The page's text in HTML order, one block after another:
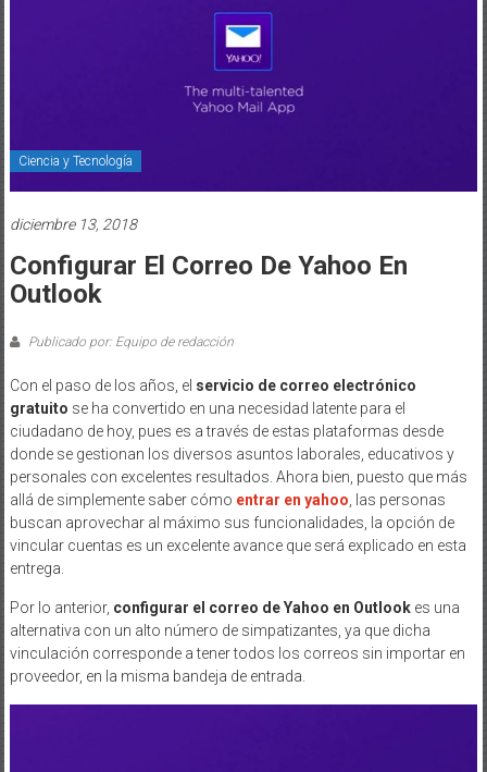
Ciencia y Tecnología
diciembre 13, 2018
Configurar El Correo De Yahoo En
Outlook
Publicado por: Equipo de redacción
Con el paso de los años, el servicio de correo electrónico
gratuito se ha convertido en una necesidad latente para el
ciudadano de hoy, pues es a través de estas plataformas desde
donde se gestionan los diversos asuntos laborales, educativos y
personales con excelentes resultados. Ahora bien, puesto que más
allá de simplemente saber cómo entrar en yahoo , las personas
buscan aprovechar al máximo sus funcionalidades, la opción de
vincular cuentas es un excelente avance que será explicado en esta
entrega.
Por lo anterior, configurar el correo de Yahoo en Outlook es una
alternativa con un alto número de simpatizantes, ya que dicha
vinculación corresponde a tener todos los correos sin importar en
proveedor, en la misma bandeja de entrada.